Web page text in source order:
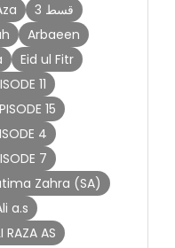
3 قسط
Arbaeen
Eid ul Fitr
11
15
4
7
Zahra (SA)
a.s
RAZA AS